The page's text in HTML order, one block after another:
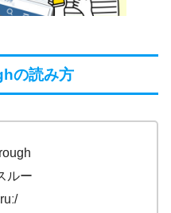
の読み方
ルー